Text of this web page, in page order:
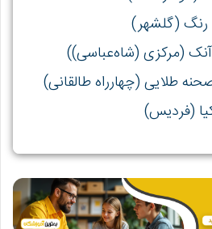
(گلشهر)
(مرکزی (شاه‌عباسی))
طلایی (چهارراه طالقانی)
(فردیس)